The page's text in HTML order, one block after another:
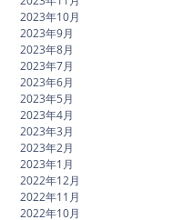
2023年10月
2023年9月
2023年8月
2023年7月
2023年6月
2023年5月
2023年4月
2023年3月
2023年2月
2023年1月
2022年12月
2022年11月
2022年10月